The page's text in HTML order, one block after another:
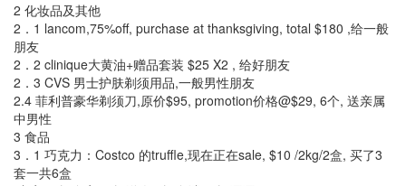
2 化妆品及其他
2．1 lancom,75%off, purchase at thanksgiving, total $180 ,给一般
朋友
2．2 clinique大黄油+赠品套装 $25 X2 , 给好朋友
2．3 CVS 男士护肤剃须用品,一般男性朋友
2.4 菲利普豪华剃须刀,原价$95, promotion价格@$29, 6个, 送亲属
中男性
3 食品
3．1 巧克力：Costco 的truffle,现在正在sale, $10 /2kg/2盒, 买了3
套一共6盒